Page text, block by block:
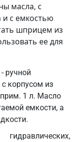
масла, с
и с емкостью
шприцем из
ее для
- ручной
корпусом из
1 л. Масло
емкости, а